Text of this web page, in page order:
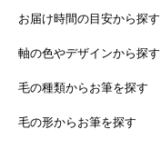
お届け時間の目安から探す
軸の色やデザインから探す
毛の種類からお筆を探す
毛の形からお筆を探す